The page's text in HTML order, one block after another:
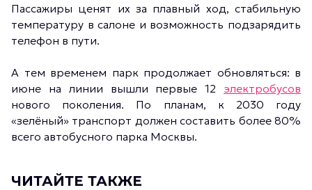
Пассажиры ценят их за плавный ход, стабильную
температуру в салоне и возможность подзарядить
телефон в пути.
А тем временем парк продолжает обновляться: в
июне на линии вышли первые 12 электробусов
нового поколения. По планам, к 2030 году
«зелёный» транспорт должен составить более 80%
всего автобусного парка Москвы.
ЧИТАЙТЕ ТАКЖЕ